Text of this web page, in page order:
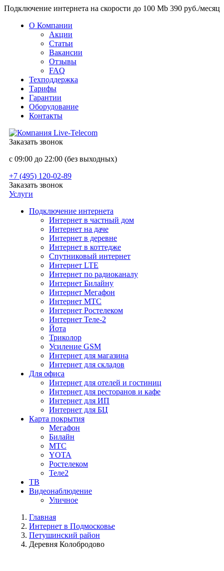
Подключение интернета на скорости до 100 Mb 390 руб./месяц
О Компании
Акции
Статьи
Вакансии
Отзывы
FAQ
Техподдержка
Тарифы
Гарантии
Оборудование
Контакты
Заказать звонок
с 09:00 до 22:00 (без выходных)
+7 (495) 120-02-89
Заказать звонок
Услуги
Подключение интернета
Интернет в частный дом
Интернет на даче
Интернет в деревне
Интернет в коттедже
Спутниковый интернет
Интернет LTE
Интернет по радиоканалу
Интернет Билайну
Интернет Мегафон
Интернет МТС
Интернет Ростелеком
Интернет Теле-2
Йота
Триколор
Усиление GSM
Интернет для магазина
Интернет для складов
Для офиса
Интернет для отелей и гостиниц
Интернет для ресторанов и кафе
Интернет для ИП
Интернет для БЦ
Карта покрытия
Мегафон
Билайн
МТС
YOTA
Ростелеком
Теле2
ТВ
Видеонаблюдение
Уличное
Главная
Интернет в Подмосковье
Петушинский район
Деревня Колобродово